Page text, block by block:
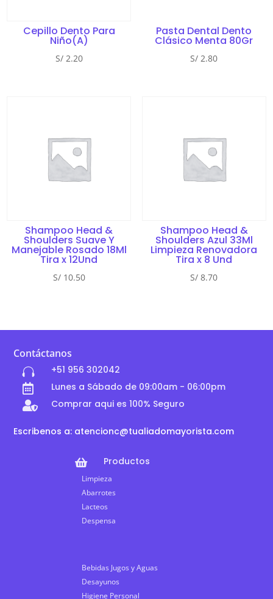
Cepillo Dento Para
Niño(A)
S/2.20
Pasta Dental Dento
Clásico Menta 80Gr
S/ 2.80
Shampoo Head &
Shoulders Suave Y
Manejable Rosado 18Ml
Tira x 12Und
S/10.50
Shampoo Head &
Shoulders Azul 33Ml
Limpieza Renovadora
Tira x 8 Und
S/ 8.70
Contáctanos
 +51 956 302042
 Lunes a Sábado de 09:00am - 06:00pm
 Comprar aqui es 100% Seguro
Escribenos a: atencionc@tualiadomayorista.com
 Productos
Limpieza
Abarrotes
Lacteos
Despensa
Bebidas Jugos y Aguas
Desayunos
Higiene Personal